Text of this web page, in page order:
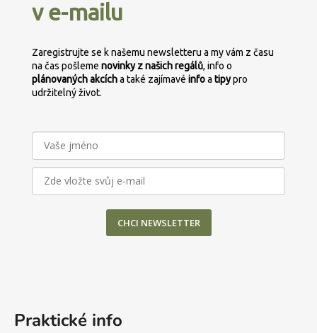
v e-mailu
Zaregistrujte se k našemu newsletteru a my vám z času
na čas pošleme novinky z našich regálů, info o
plánovanýchakcícha také zajímavé infoa tipypro
udržitelný život.
CHCI NEWSLETTER
Praktické info